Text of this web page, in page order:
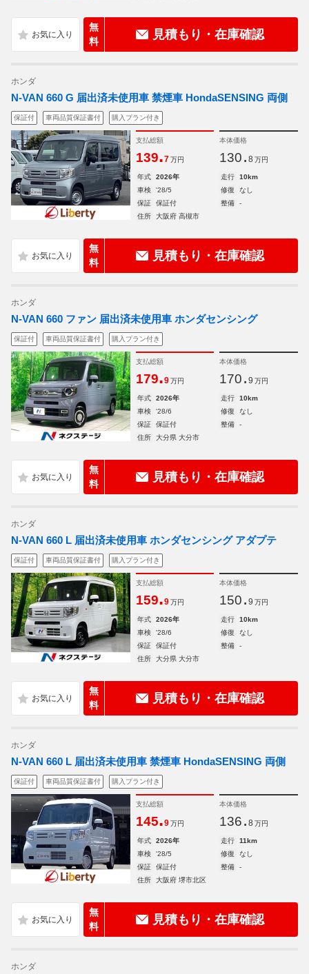
無
料
見積もり・在庫確認
ホンダ
N-VAN 660 G 届出済未使用車 禁煙車 HondaSENSING 両側
保証付 車両品質保証書付 購入プラン付き
支払総額
139.7 万円
本体価格
130. 8 万円
年式 2026年 走行
10km
車検
'28/5 修復
なし
保証
保証付 整備
-
住所
大阪府 高槻市
無
料
見積もり・在庫確認
ホンダ
N-VAN 660 ファン 届出済未使用車 ホンダセンシング
保証付 車両品質保証書付 購入プラン付き
支払総額
179.9 万円
本体価格
170. 9 万円
年式 2026年 走行
10km
車検
'28/6 修復
なし
保証
保証付 整備
-
住所
大分県 大分市
無
料
見積もり・在庫確認
ホンダ
N-VAN 660 L 届出済未使用車 ホンダセンシング アダプテ
保証付 車両品質保証書付 購入プラン付き
支払総額
159.9 万円
本体価格
150. 9 万円
年式 2026年 走行
10km
車検
'28/6 修復
なし
保証
保証付 整備
-
住所
大分県 大分市
無
料
見積もり・在庫確認
ホンダ
N-VAN 660 L 届出済未使用車 禁煙車 HondaSENSING 両側
保証付 車両品質保証書付 購入プラン付き
支払総額
145.9 万円
本体価格
136. 8 万円
年式 2026年 走行
11km
車検
'28/5 修復
なし
保証
保証付 整備
-
住所
大阪府 堺市北区
無
料
見積もり・在庫確認
ホンダ